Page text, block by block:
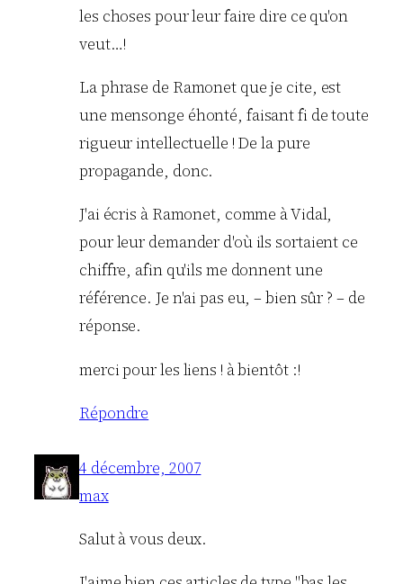
les choses pour leur faire dire ce qu'on
veut…!
La phrase de Ramonet que je cite, est
une mensonge éhonté, faisant fi de toute
rigueur intellectuelle ! De la pure
propagande, donc.
J'ai écris à Ramonet, comme à Vidal,
pour leur demander d'où ils sortaient ce
chiffre, afin qu'ils me donnent une
référence. Je n'ai pas eu, – bien sûr ? – de
réponse.
merci pour les liens ! à bientôt :!
Répondre
4 décembre, 2007
max
Salut à vous deux.